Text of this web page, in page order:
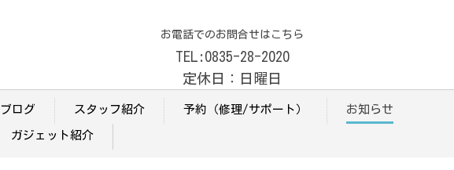
お電話でのお問合せはこちら
TEL:0835-28-2020
定休日：日曜日
ブログ スタッフ紹介 予約（修理/サポート） お知らせ
ガジェット紹介